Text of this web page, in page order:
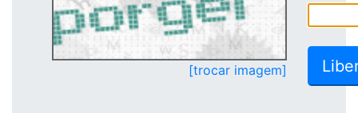
[trocar imagem]